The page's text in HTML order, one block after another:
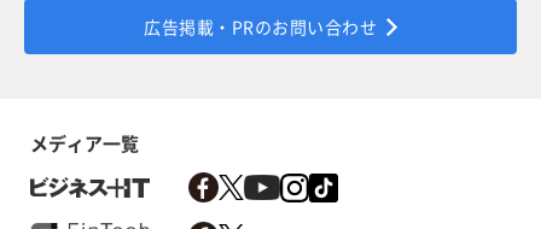
広告掲載・PRのお問い合わせ
メディア一覧